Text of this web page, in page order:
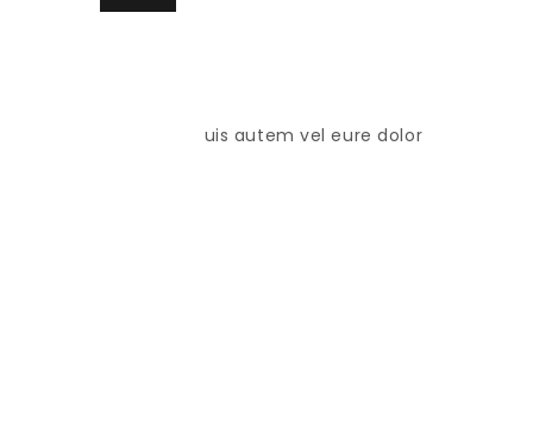
uis autem vel eure dolor